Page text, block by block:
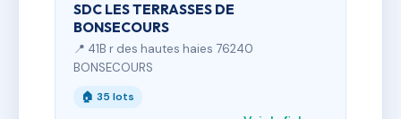
SDC LES TERRASSES DE
BONSECOURS
📍 41B r des hautes haies 76240
BONSECOURS
🏠 35 lots